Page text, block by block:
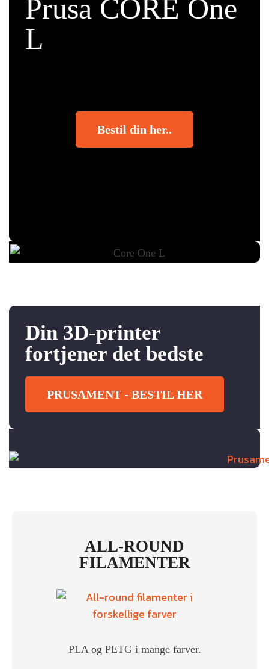
Prusa CORE One
L
Bestil din her..
Din 3D-printer
fortjener det bedste
PRUSAMENT - BESTIL HER
ALL-ROUND
FILAMENTER
PLA og PETG i mange farver.